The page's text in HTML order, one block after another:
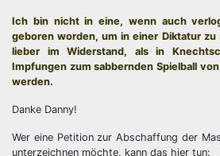
Ich bin nicht in eine, wenn auch
geboren worden, um in einer Diktatur
lieber im Widerstand, als in
Impfungen zum sabbernden Spielball
werden.
Danke Danny!
Wer eine Petition zur Abschaffung der
unterzeichnen möchte, kann das hier tun: